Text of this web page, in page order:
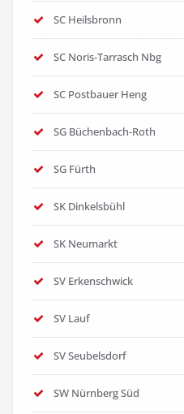
SC Heilsbronn
SC Noris-Tarrasch Nbg
SC Postbauer Heng
SG Büchenbach-Roth
SG Fürth
SK Dinkelsbühl
SK Neumarkt
SV Erkenschwick
SV Lauf
SV Seubelsdorf
SW Nürnberg Süd